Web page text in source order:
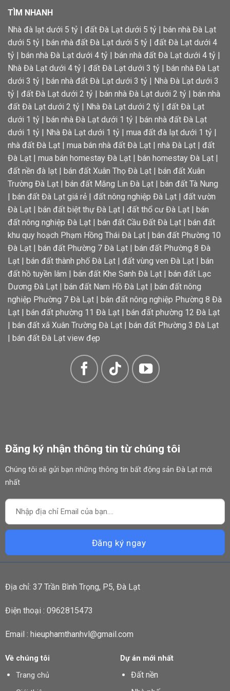
TÌM NHANH
Nhà đà lạt dưới 5 tỷ | đất Đà Lạt dưới 5 tỷ | bán nhà Đà Lạt
dưới 5 tỷ | bán nhà đất Đà Lạt dưới 5 tỷ | đất Đà Lạt dưới 4
tỷ | bán nhà Đà Lạt dưới 4 tỷ | bán nhà đất Đà Lạt dưới 4 tỷ |
Nhà Đà Lạt dưới 4 tỷ | đất Đà Lạt dưới 3 tỷ | bán nhà Đà Lạt
dưới 3 tỷ | bán nhà đất Đà Lạt dưới 3 tỷ | Nhà Đà Lạt dưới 3
tỷ | đất Đà Lạt dưới 2 tỷ | bán nhà Đà Lạt dưới 2 tỷ | bán nhà
đất Đà Lạt dưới 2 tỷ | Nhà Đà Lạt dưới 2 tỷ | đất Đà Lạt
dưới 1 tỷ | bán nhà Đà Lạt dưới 1 tỷ | bán nhà đất Đà Lạt
dưới 1 tỷ | Nhà Đà Lạt dưới 1 tỷ | mua đất đà lạt dưới 1 tỷ |
nhà đất Đà Lạt | mua bán nhà đất Đà Lạt | nhà Đà Lạt | đất
Đà Lạt | mua bán homestay Đà Lạt | bán homestay Đà Lạt |
đất nền đà lạt | bán đất Xuân Thọ Đà Lạt | bán đất Xuân
Trường Đà Lạt | bán đất Măng Lin Đà Lạt | bán đất Tà Nung
| bán đất Đà Lạt giá rẻ | đất nông nghiệp Đà Lạt | đất vườn
Đà Lạt | bán đất biệt thự Đà Lạt | đất thổ cư Đà Lạt | bán
đất nông nghiệp Đà Lạt | bán đất Cầu Đất Đà Lạt | bán đất
khu quy hoạch Phạm Hồng Thái Đà Lạt | bán đất Phường 10
Đà Lạt | bán đất Phường 7 Đà Lạt | bán đất Phường 8 Đà
Lạt | bán đất thành phố Đà Lạt | đất vùng ven Đà Lạt | bán
đất hồ tuyền lâm | bán đất Khe Sanh Đà Lạt | bán đất Lạc
Dương Đà Lạt | bán đất Nam Hồ Đà Lạt | bán đất nông
nghiệp Phường 7 Đà Lạt | bán đất nông nghiệp Phường 8 Đà
Lạt | bán đất phường 11 Đà Lạt | bán đất phường 12 Đà Lạt
| bán đất xã Xuân Trường Đà Lạt | bán đất Phường 3 Đà Lạt
| bán đất Đà Lạt view đẹp
Đăng ký nhận thông tin từ chúng tôi
Chúng tôi sẽ gửi bạn những thông tin bất động sản Đà Lạt mới
nhất
Địa chỉ: 37 Trần Bình Trọng, P5, Đà Lạt
Điện thoại : 0962815473
Email : hieuphamthanhvl@gmail.com
Về chúng tôi
Trang chủ
Dự án mới nhất
Đất nền